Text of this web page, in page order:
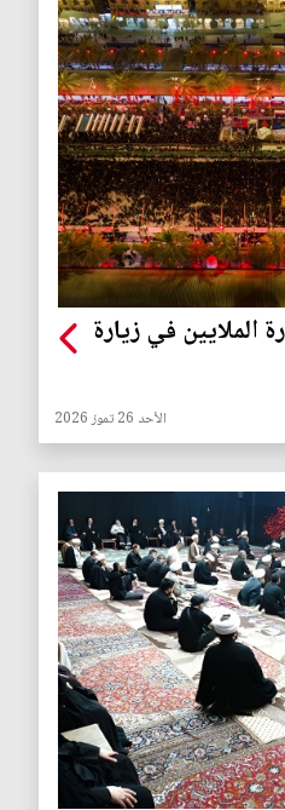
الملايين في زيارة
الأحد 26 تموز 2026